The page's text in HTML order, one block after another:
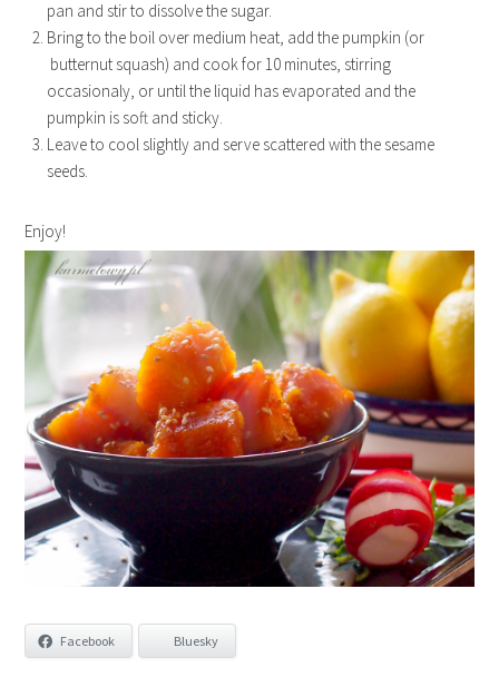
pan and stir to dissolve the sugar.
Bring to the boil over medium heat, add the pumpkin (or
butternut squash) and cook for 10 minutes, stirring
occasionaly, or until the liquid has evaporated and the
pumpkin is soft and sticky.
Leave to cool slightly and serve scattered with the sesame
seeds.
Enjoy!
Facebook Bluesky